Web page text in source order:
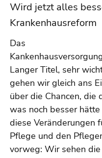
Wird jetzt alles
Krankenhausreform
Das
Langer Titel, sehr
gehen wir gleich ans
über die Chancen, die
was noch besser
diese Veränderungen
Pflege und den
vorweg: Wir sehen